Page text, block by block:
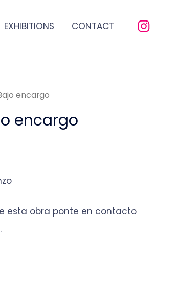
EXHIBITIONS CONTACT
encargo
encargo
esta obra ponte en contacto